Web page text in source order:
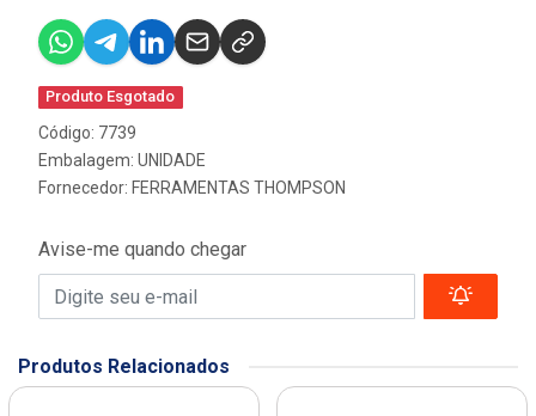
Produto Esgotado
Código: 7739
Embalagem: UNIDADE
Fornecedor: FERRAMENTAS THOMPSON
Avise-me quando chegar
Produtos Relacionados